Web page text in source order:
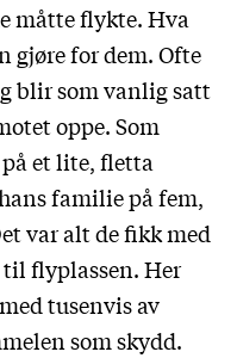
måtte flykte. Hva
gjøre for dem. Ofte
blir som vanlig satt
oppe. Som
et lite, fletta
familie på fem,
var alt de fikk med
flyplassen. Her
tusenvis av
som skydd.